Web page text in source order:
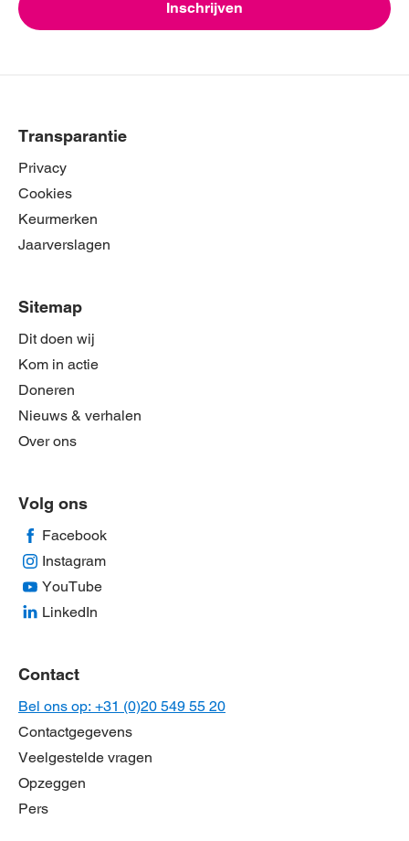
Inschrijven
Transparantie
Privacy
Cookies
Keurmerken
Jaarverslagen
Sitemap
Dit doen wij
Kom in actie
Doneren
Nieuws & verhalen
Over ons
Volg ons
Facebook
Instagram
YouTube
LinkedIn
Contact
Bel ons op: +31 (0)20 549 55 20
Contactgegevens
Veelgestelde vragen
Opzeggen
Pers